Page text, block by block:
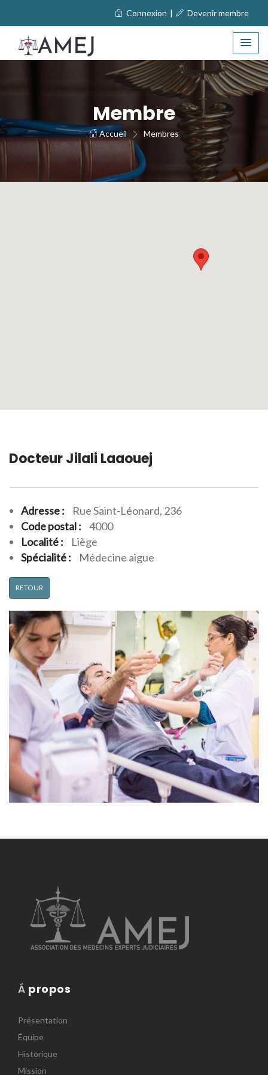
Connexion | Devenir membre
Membre
Accueil Membres
Docteur Jilali Laaouej
Adresse :
Rue Saint-Léonard, 236
Code postal :
4000
Localité :
Liège
Spécialité :
Médecine aigue
RETOUR
Á propos
Présentation
Équipe
Historique
Mission